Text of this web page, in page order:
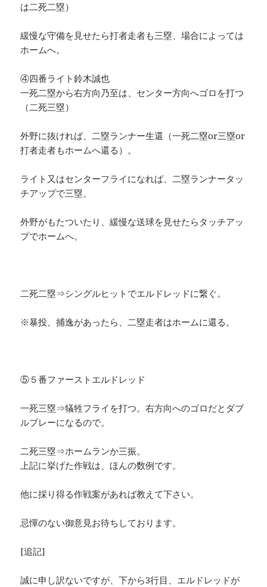
は二死二塁）
緩慢な守備を見せたら打者走者も三塁、場合によっては
ホームへ。
④四番ライト鈴木誠也
一死二塁から右方向乃至は、センター方向へゴロを打つ
（二死三塁）
外野に抜ければ、二塁ランナー生還（一死二塁or三塁or
打者走者もホームへ還る）。
ライト又はセンターフライになれば、二塁ランナータッ
チアップで三塁、
外野がもたついたり、緩慢な送球を見せたらタッチアッ
プでホームへ。
二死二塁⇒シングルヒットでエルドレッドに繋ぐ。
※暴投、捕逸があったら、二塁走者はホームに還る。
⑤５番ファーストエルドレッド
一死三塁⇒犠牲フライを打つ。右方向へのゴロだとダブ
ルプレーになるので。
二死三塁⇒ホームランか三振。
上記に挙げた作戦は、ほんの数例です。
他に採り得る作戦案があれば教えて下さい。
忌憚のない御意見お待ちしております。
[追記]
誠に申し訳ないですが、下から3行目、エルドレッドが